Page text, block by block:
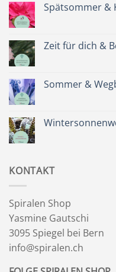
Spätsommer &
Spätsommer
&
Zeit für dich &
Zeit
für
Sommer &
Sommer
&
KONTAKT
Spiralen Shop
Yasmine Gautschi
3095 Spiegel bei Bern
info@spiralen.ch